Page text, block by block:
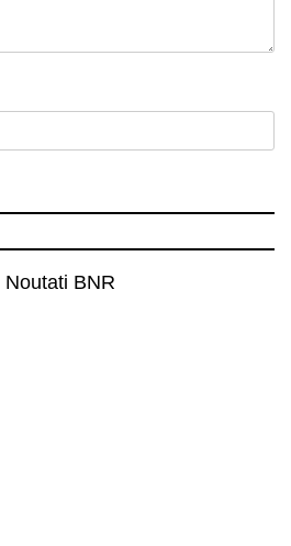
Noutati BNR